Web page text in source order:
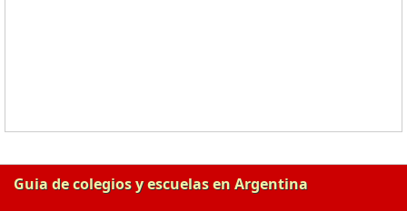
Guia de colegios y escuelas en Argentina